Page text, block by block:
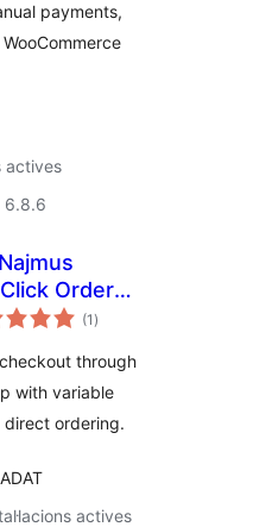
payments,
actives
6.8.6
Order
– for (1 puntuacions
totals
)
through
with variable
ordering.
actives